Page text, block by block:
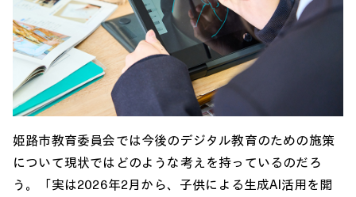
姫路市教育委員会では今後のデジタル教育のための施策
について現状ではどのような考えを持っているのだろ
う。「実は2026年2月から、子供による生成AI活用を開